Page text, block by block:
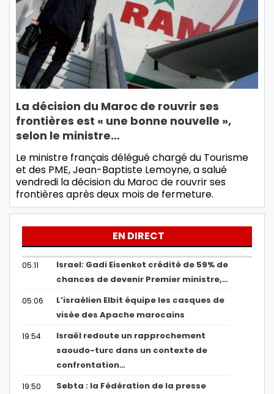
La décision du Maroc de rouvrir ses
frontières est « une bonne nouvelle »,
selon le ministre…
Le ministre français délégué chargé du Tourisme
et des PME, Jean-Baptiste Lemoyne, a salué
vendredi la décision du Maroc de rouvrir ses
frontières après deux mois de fermeture.
EN DIRECT
05:11
Israel: Gadi Eisenkot crédité de 59% de
chances de devenir Premier ministre,…
05:06
L’israélien Elbit équipe les casques de
visée des Apache marocains
19:54
Israël redoute un rapprochement
saoudo-turc dans un contexte de
confrontation…
19:50
Sebta : la Fédération de la presse